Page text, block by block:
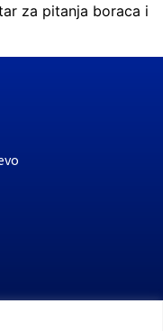
za pitanja boraca i